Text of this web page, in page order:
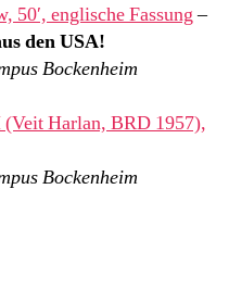
50′, englische Fassung–
den USA!
Bockenheim
Harlan, BRD 1957),
Bockenheim